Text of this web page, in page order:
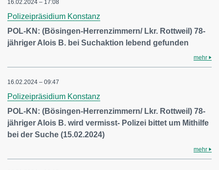
16.02.2024 – 17:08
Polizeipräsidium Konstanz
POL-KN: (Bösingen-Herrenzimmern/ Lkr. Rottweil) 78-
jähriger Alois B. bei Suchaktion lebend gefunden
mehr
16.02.2024 – 09:47
Polizeipräsidium Konstanz
POL-KN: (Bösingen-Herrenzimmern/ Lkr. Rottweil) 78-
jähriger Alois B. wird vermisst- Polizei bittet um Mithilfe
bei der Suche (15.02.2024)
mehr